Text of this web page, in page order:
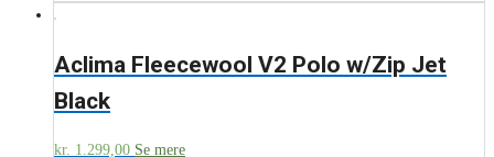
Aclima Fleecewool V2 Polo w/Zip Jet
Black
kr. 1.299,00 Se mere